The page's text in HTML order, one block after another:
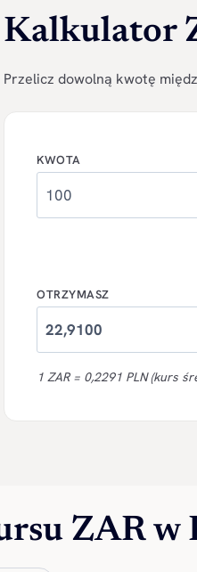
Kalkulator
Przelicz dowolną kwotę
KWOTA
OTRZYMASZ
1 ZAR = 0,2291 PLN (kurs
ZAR w